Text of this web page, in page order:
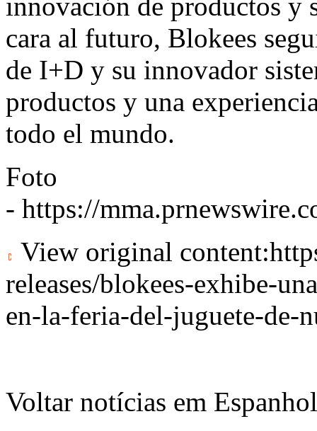
cara al futuro, Blokees
de I+D y su innovador
productos y una
todo el mundo.
Foto
- https://
View original content:
releases/blokees-exhibe-
en-la-feria-del-juguete-de-
Voltar notícias em Espanhol